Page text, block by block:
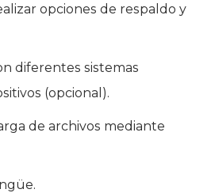
opciones de respaldo y
diferentes sistemas
(opcional).
de archivos mediante